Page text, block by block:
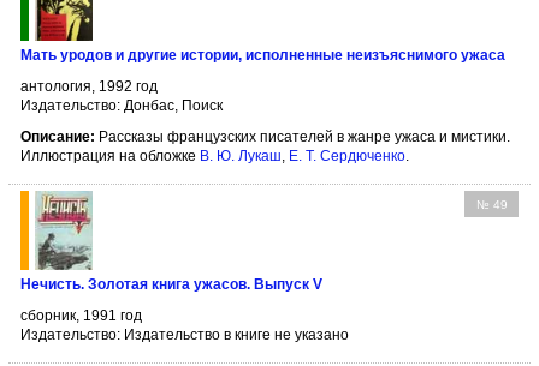
Мать уродов и другие истории, исполненные неизъяснимого ужаса
антология, 1992 год
Издательство: Донбас, Поиск
Описание: Рассказы французских писателей в жанре ужаса и мистики.
Иллюстрация на обложке В. Ю. Лукаш Е. Т. Сердюченко
№ 49
Нечисть. Золотая книга ужасов. Выпуск V
сборник, 1991 год
Издательство: Издательство в книге не указано